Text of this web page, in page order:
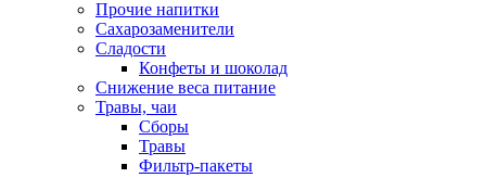
Прочие напитки
Сахарозаменители
Сладости
Конфеты и шоколад
Снижение веса питание
Травы, чаи
Сборы
Травы
Фильтр-пакеты